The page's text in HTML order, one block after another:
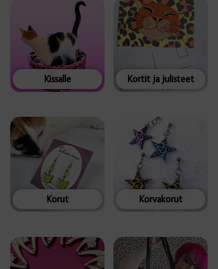
Kissalle Kortit ja julisteet
Korut Korvakorut